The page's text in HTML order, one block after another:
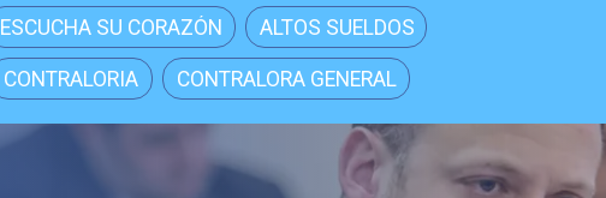
ESCUCHA SU CORAZÓN ALTOS SUELDOS
CONTRALORIA CONTRALORA GENERAL